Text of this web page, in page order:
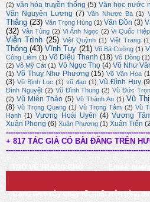
(2) văn hóa truyền thống (5) Văn học nước
Văn Nguyên Lương (7) Văn Nhược Ba (1)
Thắng (23) Văn Trọng Hùng (1) Vân Đồn (3)
(32) Vân Tùng (2) Vi Ánh Ngọc (2) Vi Quốc Hiệp
Viễn Trình (25) Việt Quỳnh (1) Việt Trang
Thông (43) Vĩnh Tuy (21) Võ Bá Cường (1)
Công Liêm (1) Võ Diệu Thanh (18) Võ Dõng (1)
(2) Võ Mỹ Cát (1) Võ Ngọc Thọ (4) Võ Như
(1) Võ Thuỵ Như Phương (15) Võ Văn Hoa
(3) Vũ Bình Lục (1) vũ đạo (1) Vũ Đình Huy
Đình Nguyệt (2) Vũ Đình Thung (2) Vũ Đức
(2) Vũ Miên Thảo (5) Vũ Thành An (1) Vũ
(8) Vũ Trọng Quang (1) Vũ Trọng Tâm (2) Vũ
Hạnh (1) Vương Hoài Uyên (4) Vương
Xuân Phong (6) Xuân Phương (1) Xuân Tiến
+ 817 TÁC GIẢ CÓ BÀI ĐĂNG TRÊN
TRỞ VỀ TRANG CHỦ Email:
Trang Web này chạy tốt nhất trên trình